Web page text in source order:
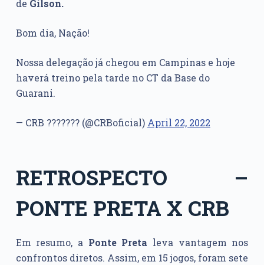
de Gilson.
Bom dia, Nação!
Nossa delegação já chegou em Campinas e hoje
haverá treino pela tarde no CT da Base do
Guarani.
— CRB ??????? (@CRBoficial) April 22, 2022
RETROSPECTO –
PONTE PRETA X CRB
Em resumo, a Ponte Preta leva vantagem nos
confrontos diretos. Assim, em 15 jogos, foram sete